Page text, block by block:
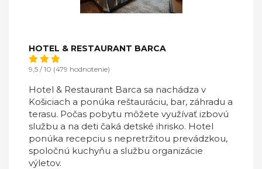
HOTEL & RESTAURANT BARCA
9,5 / 10 (479 hodnotenie)
Hotel & Restaurant Barca sa nachádza v
Košiciach a ponúka reštauráciu, bar, záhradu a
terasu. Počas pobytu môžete využívať izbovú
službu a na deti čaká detské ihrisko. Hotel
ponúka recepciu s nepretržitou prevádzkou,
spoločnú kuchyňu a službu organizácie
výletov.